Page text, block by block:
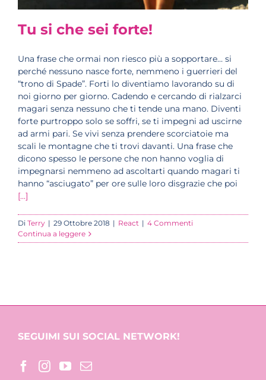
Tu si che sei forte!
Una frase che ormai non riesco più a sopportare… si
perché nessuno nasce forte, nemmeno i guerrieri del
“trono di Spade”. Forti lo diventiamo lavorando su di
noi giorno per giorno. Cadendo e cercando di rialzarci
magari senza nessuno che ti tende una mano. Diventi
forte purtroppo solo se soffri, se ti impegni ad uscirne
ad armi pari. Se vivi senza prendere scorciatoie ma
scali le montagne che ti trovi davanti. Una frase che
dicono spesso le persone che non hanno voglia di
impegnarsi nemmeno ad ascoltarti quando magari ti
hanno “asciugato” per ore sulle loro disgrazie che poi
[...]
Di Terry | 29 Ottobre 2018 | React | 4 Commenti
Continua a leggere
SEGUIMI SUI SOCIAL NETWORK!